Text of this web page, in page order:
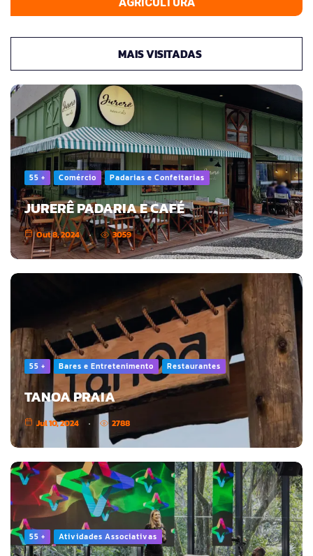
MAIS VISITADAS
55 + Comércio Padarias e Confeitarias
JURERÊ PADARIA E CAFÉ
Out 8, 2024 3059
55 + Bares e Entretenimento Restaurantes
TANOA PRAIA
Jul 10, 2024 2788
55 + Atividades Associativas